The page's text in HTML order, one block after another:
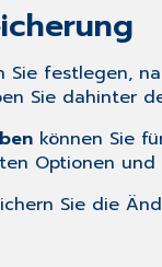
Sie festlegen,
Sie dahinter
können Sie
Optionen
Sie die